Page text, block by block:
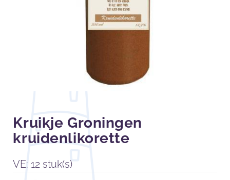
Kruikje Groningen
kruidenlikorette
VE: 12 stuk(s)